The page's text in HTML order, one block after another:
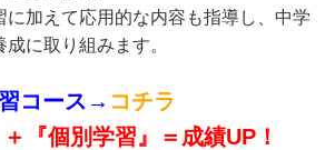
に加えて応用的な内容も指導し、中学
に取り組みます。
コース→ コチラ
＋『個別学習』＝成績UP！